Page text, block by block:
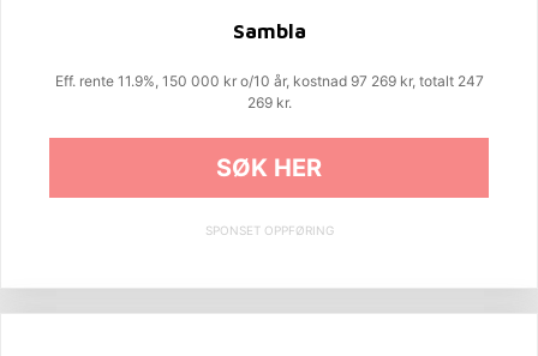
Sambla
Eff. rente 11.9%, 150 000 kr o/10 år, kostnad 97 269 kr, totalt 247
269 kr.
SØK HER
SPONSET OPPFØRING